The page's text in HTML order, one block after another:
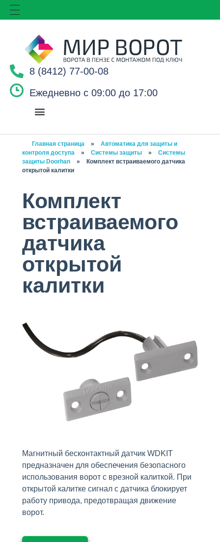
8 (8412) 77-00-08
Ежедневно с 09:00 до 17:00
Главная страница »
Автоматика для защиты и
контроля доступа
» Системы защиты »
Системы
защиты Doorhan
»
Комплект встраиваемого датчика
открытой калитки
Комплект
встраиваемого
датчика
открытой
калитки
Магнитный бесконтактный датчик WDKIT
предназначен для обеспечения безопасного
использования ворот с врезной калиткой. При
открытой калитке сигнал с датчика блокирует
работу привода, предотвращая движение
ворот.